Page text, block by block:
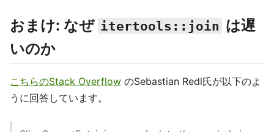
おまけ: なぜ itertools::join は遅
いのか
こちらのStack Overflow のSebastian Redl氏が以下のよ
うに回答しています。